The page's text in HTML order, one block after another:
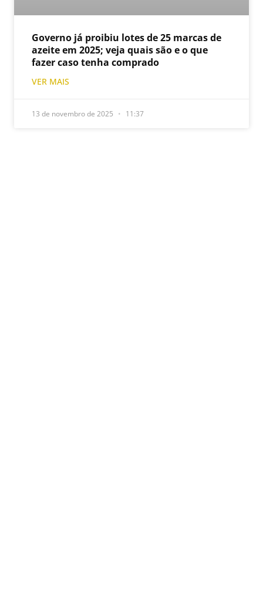
Governo já proibiu lotes de 25 marcas de
azeite em 2025; veja quais são e o que
fazer caso tenha comprado
VER MAIS
13 de novembro de 2025 11:37